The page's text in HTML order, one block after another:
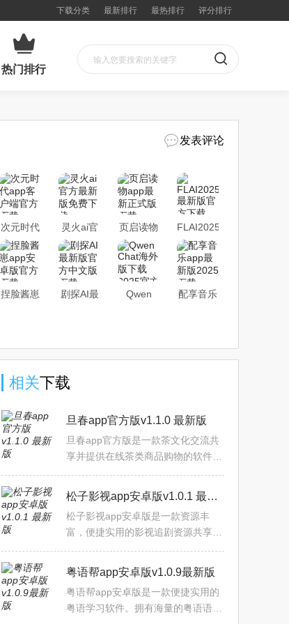
下载分类 最新排行 最热排行 评分排行
热门排行
发表评论
次元时代
app客户
端官方下
载
灵火ai官
方最新版
免费下载
页启读物
app最新
正式版下
载
FLAI2025
最新版官
方下载
捏脸酱崽
剧探AI最
Qwen
配享音乐
相关下载
旦春app官方版v1.1.0 最新版
旦春app官方版是一款茶文化交流共
享并提供在线茶类商品购物的软件平
商品，包含红茶绿茶，青茶黄茶，黑
茶白茶，花草茶奶茶等，商
松子影视app安卓版v1.0.1 最新版
松子影视app安卓版是一款资源丰
富，便捷实用的影视追剧资源共享平
电视剧，综艺，动漫， 纪录片等，
拥有多样化的资源分类，国内
粤语帮app安卓版v1.0.9最新版
粤语帮app安卓版是一款便捷实用的
粤语学习软件。拥有海量的粤语语句